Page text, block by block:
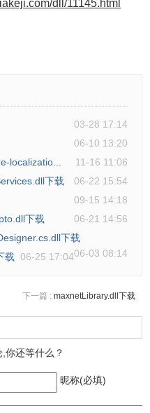
dll/11145.html
03-28 17:14
06-10 13:20
localizatio...
11-16 11:06
下载
06-22 15:54
09-15 14:18
下载
06-21 14:56
下载
06-03 08:14
载 06-25 17:04
下一篇 : maxnetLibrary.dll下载
你还等什么？
昵称(必填)